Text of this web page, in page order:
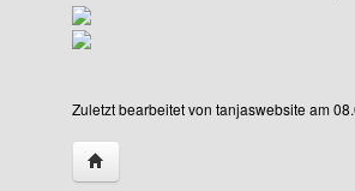
Zuletzt bearbeitet von tanjaswebsite am
Website dieses Benutzers